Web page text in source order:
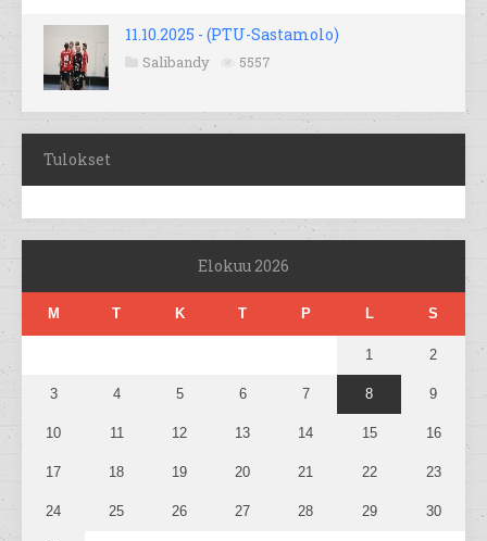
11.10.2025 - (PTU-Sastamolo)
Salibandy 5557
Tulokset
Elokuu 2026
M T K T P L S
1 2
3 4 5 6 7 8 9
10 11 12 13 14 15 16
17 18 19 20 21 22 23
24 25 26 27 28 29 30